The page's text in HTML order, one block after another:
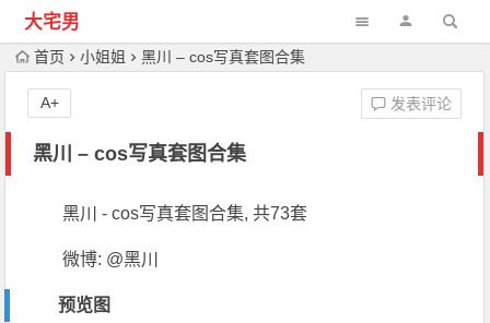
大宅男
首页 小姐姐 黑川 – cos写真套图合集
黑川 – cos写真套图合集
发表评论
A+
黑川 - cos写真套图合集, 共73套
微博: @黑川
预览图